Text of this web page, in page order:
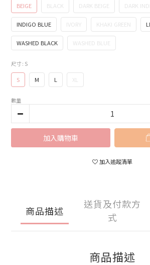
BEIGE BLACK DARK BEIGE DARK
INDIGO BLUE IVORY KHAKI GREEN
WASHED BLACK WASHED BLUE
尺寸 : S
S M L XL
數量
加入購物車
加入追蹤清單
商品描述
送貨及付款方
式
商品描述